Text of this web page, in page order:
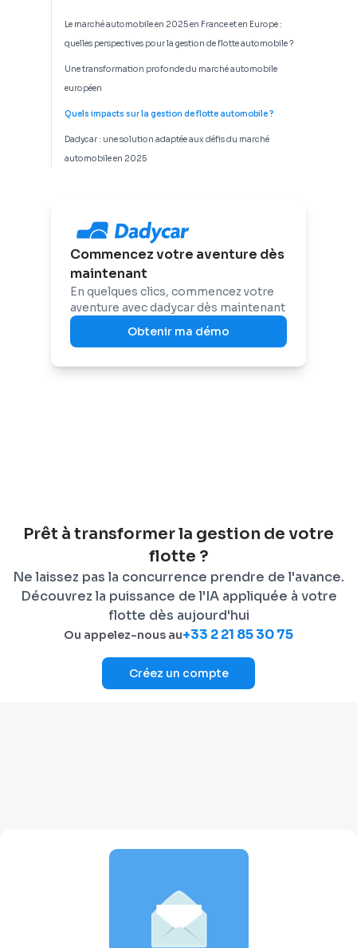
Le marché automobile en 2025 en France et en Europe :
quelles perspectives pour la gestion de flotte automobile ?
Une transformation profonde du marché automobile
européen
Quels impacts sur la gestion de flotte automobile ?
Dadycar : une solution adaptée aux défis du marché
automobile en 2025
Commencez votre aventure dès
maintenant
En quelques clics, commencez votre
aventure avec dadycar dès maintenant
Obtenir ma démo
Prêt à transformer la gestion de votre
flotte ?
Ne laissez pas la concurrence prendre de l'avance.
Découvrez la puissance de l'IA appliquée à votre
flotte dès aujourd'hui
Ou appelez-nous au+33 2 21 85 30 75
Créez un compte